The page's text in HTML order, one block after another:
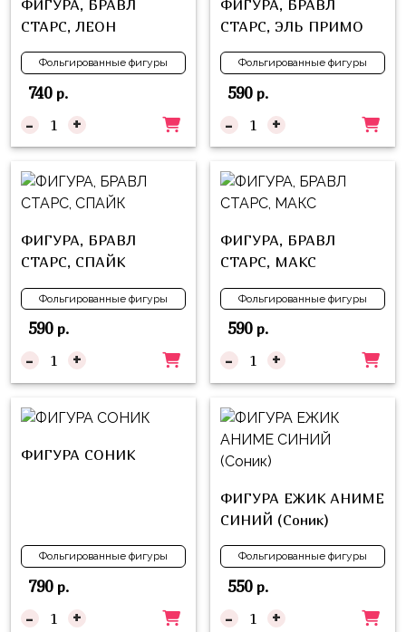
ФИГУРА, БРАВЛ
СТАРС, ЛЕОН
Фольгированные фигуры
740р.
- +
ФИГУРА, БРАВЛ
СТАРС, ЭЛЬ ПРИМО
Фольгированные фигуры
590р.
- +
ФИГУРА, БРАВЛ
СТАРС, СПАЙК
Фольгированные фигуры
590р.
- +
ФИГУРА, БРАВЛ
СТАРС, МАКС
Фольгированные фигуры
590р.
- +
ФИГУРА СОНИК
Фольгированные фигуры
790р.
- +
ФИГУРА ЕЖИК АНИМЕ
СИНИЙ (Соник)
Фольгированные фигуры
550р.
- +